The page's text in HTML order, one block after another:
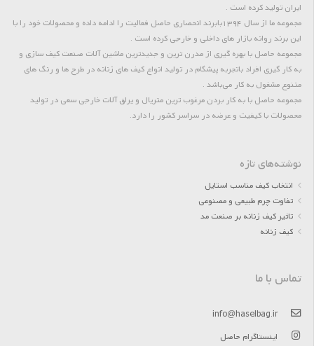
ایران تولید کرده است .
مجموعه ما از سال 1394بابرند انحصاری حاصل فعالیت را ادامه داده و محصولات خود را با
این برند روانه بازار های داخلی و خارجی کرده است .
مجموعه حاصل با بهره گیری از مدرن ترین و جدیدترین ماشین آلات صنعت کیف سازی و
به کار گیری افراد باتجربه پیشگام در تولید انواع کیف های زنانه در طرح ها و رنگ های
متنوع مشغول به کار می‌باشد .
مجموعه حاصل با به کار بردن مرغوب ترین متریال و یراق آلات خارجی سعی در تولید
محصولات با کیفیت و عرضه در سراسر کشور را دارد.
نوشته‌های تازه
انتخاب کیف مناسب استایل
تفاوت چرم طبیعی و مصنوعی
تاثیر کیف زنانه بر صنعت مد
کیف زنانه
تماس با ما
info@haselbag.ir
اینستاگرام حاصل